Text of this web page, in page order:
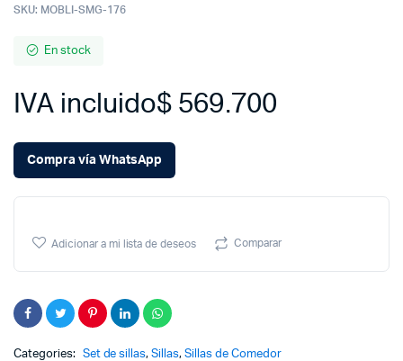
SKU: MOBLI-SMG-176
En stock
$569.700
IVA incluido
Compra vía WhatsApp
Adicionar a mi lista de deseos Comparar
Categories: Set de sillas,Sillas, Sillas de Comedor